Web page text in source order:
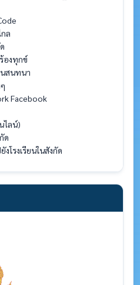
ล
องทุกข์
สนทนา
Facebook
ไลน์)
ด
โรงเรียนในสังกัด